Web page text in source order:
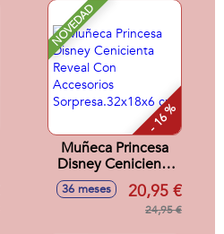
NOVEDAD
- 16 %
Muñeca Princesa
Disney Cenicienta
Reveal Con
Accesorios
Sorpresa.32x18x6
36 meses 20,95 €
24,95 €